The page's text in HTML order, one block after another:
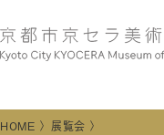
HOME
展覧会